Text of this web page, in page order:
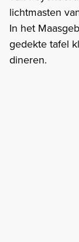
lichtmasten
In het
gedekte tafel
dineren.